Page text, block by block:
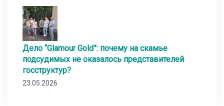
Дело “Glamour Gold”: почему на скамье
подсудимых не оказалось представителей
госструктур?
23.05.2026